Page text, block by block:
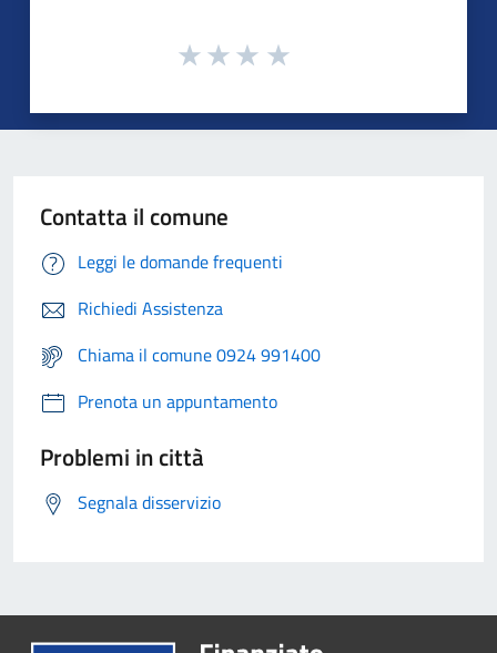
Contatta il comune
Leggi le domande frequenti
Richiedi Assistenza
Chiama il comune 0924 991400
Prenota un appuntamento
Problemi in città
Segnala disservizio